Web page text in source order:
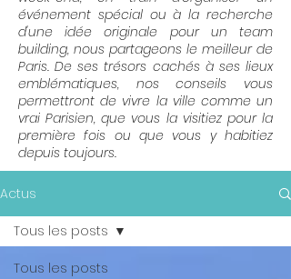
événement spécial ou à la recherche
d'une idée originale pour un team
building, nous partageons le meilleur de
Paris. De ses trésors cachés à ses lieux
emblématiques, nos conseils vous
permettront de vivre la ville comme un
vrai Parisien, que vous la visitiez pour la
première fois ou que vous y habitiez
depuis toujours.
Actus
Tous les posts
Tous les posts